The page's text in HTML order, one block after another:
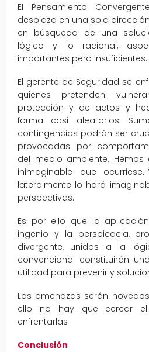
El Pensamiento
desplaza en una sola
en búsqueda de una
lógico y lo racional,
importantes pero insuficientes.
El gerente de Seguridad se
quienes pretenden
protección y de actos y
forma casi aleatorios.
contingencias podrán ser
provocadas por
del medio ambiente. Hemos
inimaginable que
lateralmente lo hará
perspectivas.
Es por ello que la
ingenio y la perspicacia,
divergente, unidos a la
convencional constituirán
utilidad para prevenir y
Las amenazas serán
ello no hay que cercar el
enfrentarlas
Conclusión